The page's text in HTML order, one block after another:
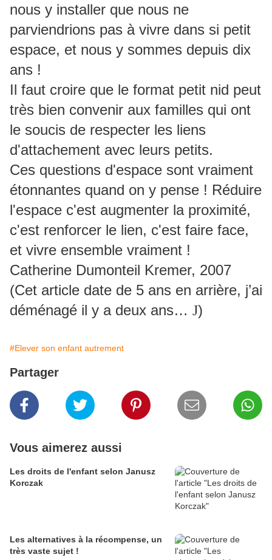
nous y installer que nous ne
parviendrions pas à vivre dans si petit
espace, et nous y sommes depuis dix
ans !
Il faut croire que le format petit nid peut
très bien convenir aux familles qui ont
le soucis de respecter les liens
d'attachement avec leurs petits.
Ces questions d'espace sont vraiment
étonnantes quand on y pense ! Réduire
l'espace c'est augmenter la proximité,
c'est renforcer le lien, c'est faire face,
et vivre ensemble vraiment !
Catherine Dumonteil Kremer, 2007
(Cet article date de 5 ans en arrière, j’ai
déménagé il y a deux ans… J)
#Elever son enfant autrement
Partager
Vous aimerez aussi
Les droits de l'enfant selon Janusz
Korczak
Les alternatives à la récompense, un
très vaste sujet !